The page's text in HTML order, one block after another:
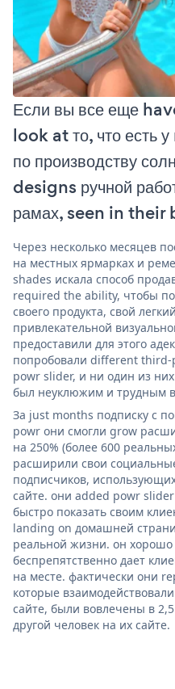
Если вы все еще
look at то, что есть
по производству
designs ручной
рамах, seen in their
Через несколько месяцев
на местных ярмарках и
shades искала способ
required the ability, чтобы
своего продукта, свой
привлекательной
предоставили для этого
попробовали different
powr slider, и ни один из
был неуклюжим и трудным
За just months подписку с
powr они смогли grow
на 250% (более 600
расширили свои
подписчиков,
сайте. они added powr
быстро показать своим
landing on домашней
реальной жизни. он хорошо
беспрепятственно дает
на месте. фактически они
которые
сайте, были вовлечены в
другой человек на их сайте.